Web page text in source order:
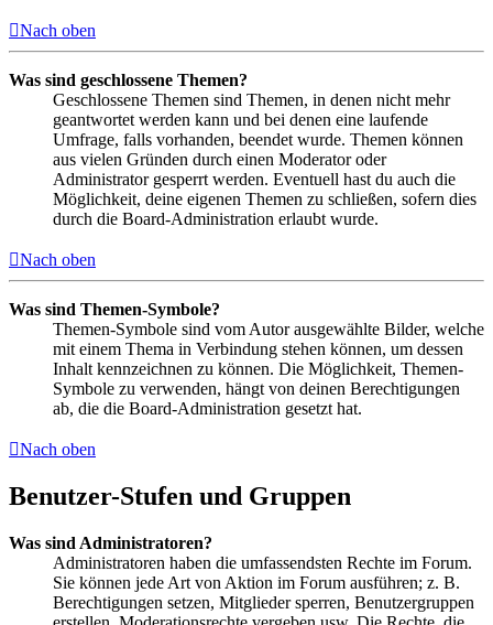
Nach oben
Was sind geschlossene Themen?
Geschlossene Themen sind Themen, in denen nicht mehr
geantwortet werden kann und bei denen eine laufende
Umfrage, falls vorhanden, beendet wurde. Themen können
aus vielen Gründen durch einen Moderator oder
Administrator gesperrt werden. Eventuell hast du auch die
Möglichkeit, deine eigenen Themen zu schließen, sofern dies
durch die Board-Administration erlaubt wurde.
Nach oben
Was sind Themen-Symbole?
Themen-Symbole sind vom Autor ausgewählte Bilder, welche
mit einem Thema in Verbindung stehen können, um dessen
Inhalt kennzeichnen zu können. Die Möglichkeit, Themen-
Symbole zu verwenden, hängt von deinen Berechtigungen
ab, die die Board-Administration gesetzt hat.
Nach oben
Benutzer-Stufen und Gruppen
Was sind Administratoren?
Administratoren haben die umfassendsten Rechte im Forum.
Sie können jede Art von Aktion im Forum ausführen; z. B.
Berechtigungen setzen, Mitglieder sperren, Benutzergruppen